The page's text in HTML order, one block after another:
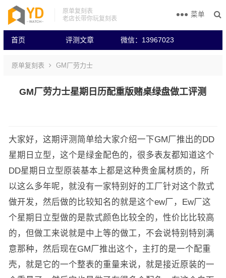
原单复刻表
老店长带你玩复刻表
首页 评测文章 微信：13967023
菜单
原单复刻表 GM厂劳力士
GM厂劳力士星期日历配重版赌桌绿盘做工评测
大家好，这期评测简单给大家介绍一下GM厂推出的DD
星期日立型，这个是绿金配色的，很多表友都知道这个
DD星期日立型原装基本上都是这种贵金属材质的，所
以这么多年呢，就没有一家特别好的工厂针对这个款式
做开发，然后做的比较知名的就是这个ew厂，Ew厂这
个星期日立型做的是款式颜色比较全的，性价比比较高
的，但做工来说就是中上等的做工，不会说特别特别满
意那种，然后现在GM厂推出这个，主打的是一个配重
壳，就是它的一个整表的重量来说，就是接近原装的一